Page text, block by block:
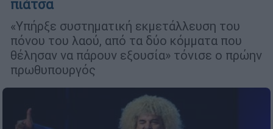
πιάτσα
«Υπήρξε συστηματική εκμετάλλευση του
πόνου του λαού, από τα δύο κόμματα που
θέλησαν να πάρουν εξουσία» τόνισε ο πρώην
πρωθυπουργός